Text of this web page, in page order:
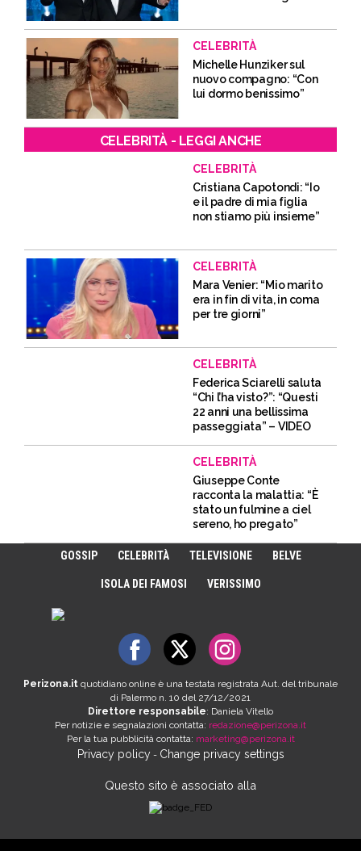
CELEBRITÀ
Michelle Hunziker sul
nuovo compagno: “Con
lui dormo benissimo”
CELEBRITÀ - LEGGI ANCHE
CELEBRITÀ
Cristiana Capotondi: “Io
e il padre di mia figlia
non stiamo più insieme”
CELEBRITÀ
Mara Venier: “Mio marito
era in fin di vita, in coma
per tre giorni”
CELEBRITÀ
Federica Sciarelli saluta
“Chi l’ha visto?”: “Questi
22 anni una bellissima
passeggiata” – VIDEO
CELEBRITÀ
Giuseppe Conte
racconta la malattia: “È
stato un fulmine a ciel
sereno, ho pregato”
GOSSIP CELEBRITÀ TELEVISIONE BELVE
ISOLA DEI FAMOSI VERISSIMO
Perizona.it quotidiano online è una testata registrata Aut. del tribunale
di Palermo n. 10 del 27/12/2021
Direttore responsabile: Daniela Vitello
Per notizie e segnalazioni contatta: redazione@perizona.it
Per la tua pubblicità contatta: marketing@perizona.it
Privacy policy- Change privacy settings
Questo sito è associato alla